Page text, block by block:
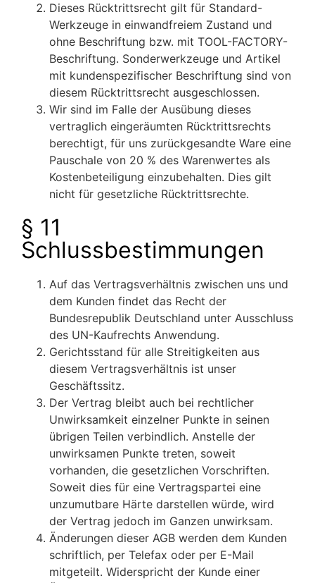
Dieses Rücktrittsrecht gilt für Standard-
Werkzeuge in einwandfreiem Zustand und
ohne Beschriftung bzw. mit TOOL-FACTORY-
Beschriftung. Sonderwerkzeuge und Artikel
mit kundenspezifischer Beschriftung sind von
diesem Rücktrittsrecht ausgeschlossen.
Wir sind im Falle der Ausübung dieses
vertraglich eingeräumten Rücktrittsrechts
berechtigt, für uns zurückgesandte Ware eine
Pauschale von 20 % des Warenwertes als
Kostenbeteiligung einzubehalten. Dies gilt
nicht für gesetzliche Rücktrittsrechte.
§ 11
Schlussbestimmungen
Auf das Vertragsverhältnis zwischen uns und
dem Kunden findet das Recht der
Bundesrepublik Deutschland unter Ausschluss
des UN-Kaufrechts Anwendung.
Gerichtsstand für alle Streitigkeiten aus
diesem Vertragsverhältnis ist unser
Geschäftssitz.
Der Vertrag bleibt auch bei rechtlicher
Unwirksamkeit einzelner Punkte in seinen
übrigen Teilen verbindlich. Anstelle der
unwirksamen Punkte treten, soweit
vorhanden, die gesetzlichen Vorschriften.
Soweit dies für eine Vertragspartei eine
unzumutbare Härte darstellen würde, wird
der Vertrag jedoch im Ganzen unwirksam.
Änderungen dieser AGB werden dem Kunden
schriftlich, per Telefax oder per E-Mail
mitgeteilt. Widerspricht der Kunde einer